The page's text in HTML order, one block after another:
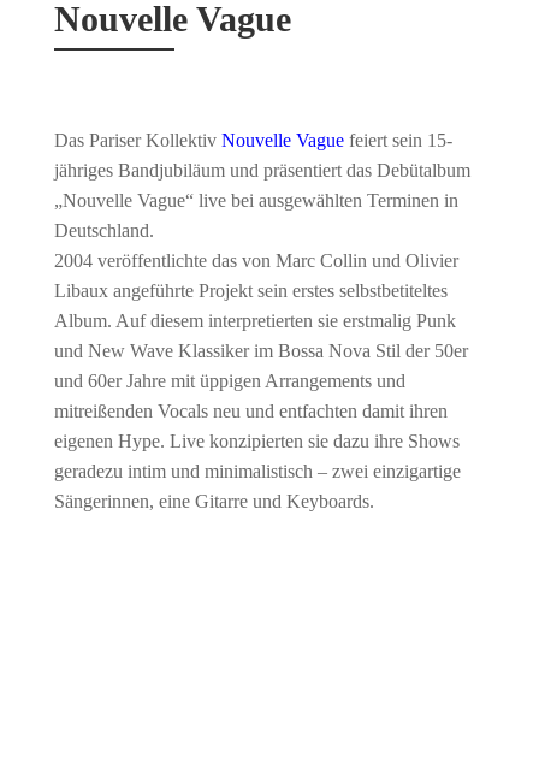
Nouvelle Vague
Das Pariser Kollektiv Nouvelle Vague feiert sein 15-
jähriges Bandjubiläum und präsentiert das Debütalbum
„Nouvelle Vague“ live bei ausgewählten Terminen in
Deutschland.
2004 veröffentlichte das von Marc Collin und Olivier
Libaux angeführte Projekt sein erstes selbstbetiteltes
Album. Auf diesem interpretierten sie erstmalig Punk
und New Wave Klassiker im Bossa Nova Stil der 50er
und 60er Jahre mit üppigen Arrangements und
mitreißenden Vocals neu und entfachten damit ihren
eigenen Hype. Live konzipierten sie dazu ihre Shows
geradezu intim und minimalistisch – zwei einzigartige
Sängerinnen, eine Gitarre und Keyboards.